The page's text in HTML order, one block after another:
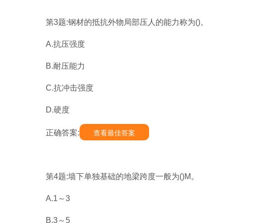
第3题:钢材的抵抗外物局部压人的能力称为()。
A.抗压强度
B.耐压能力
C.抗冲击强度
D.硬度
正确答案: 查看最佳答案
第4题:墙下单独基础的地梁跨度一般为()M。
A.1～3
B.3～5